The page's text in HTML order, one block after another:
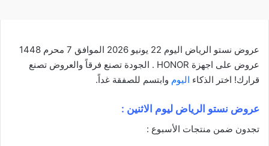
عروض نستو الرياض اليوم 22 يونيو 2026 الموافق 7 محرم 1448
عروض على اجهزة HONOR . الجودة تصنع فرقاً والعروض تصنع
قرارك! اختر الذكاء اليوم وابتسم للصفقة غداً.
عروض نستو الرياض ليوم الاثنين :
تجدون ضمن منتجات الأسبوع :